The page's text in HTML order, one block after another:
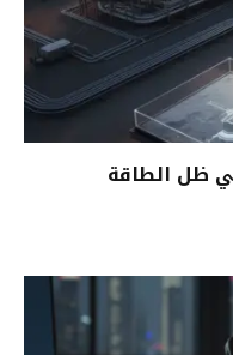
ظل الطاقة